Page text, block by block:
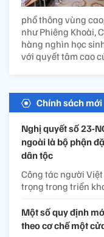
phổ thông vùng
như Phiêng Khoài,
hàng nghìn học
với quyết tâm cao
Chính sách mới
Nghị quyết số 23-
ngoài là bộ phận
dân tộc
Công tác người
trọng trong triển
Một số quy định
theo cơ chế một